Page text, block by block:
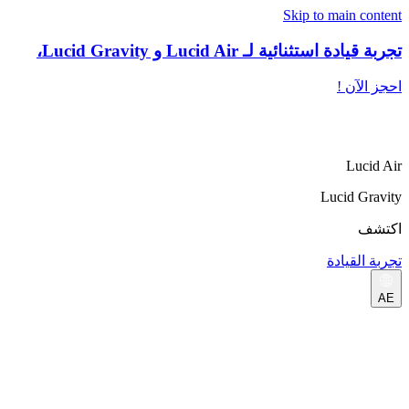
Skip to main content
تجربة قيادة استثنائية لـ Lucid Air و Lucid Gravity،
احجز الآن !
Lucid Air
Lucid Gravity
اكتشف
تجربة القيادة
AE